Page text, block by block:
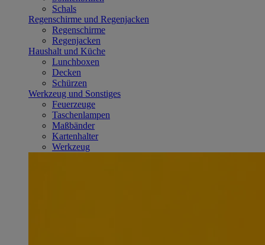
Schals
Regenschirme und Regenjacken
Regenschirme
Regenjacken
Haushalt und Küche
Lunchboxen
Decken
Schürzen
Werkzeug und Sonstiges
Feuerzeuge
Taschenlampen
Maßbänder
Kartenhalter
Werkzeug